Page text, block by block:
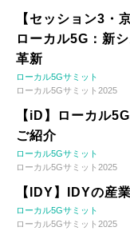
【セッション3・
ローカル5G：新
革新
ローカル5Gサミット
ローカル5Gサミット2025
【iD】ローカル
ご紹介
ローカル5Gサミット
ローカル5Gサミット2025
【IDY】IDYの産
ローカル5Gサミット
ローカル5Gサミット2025